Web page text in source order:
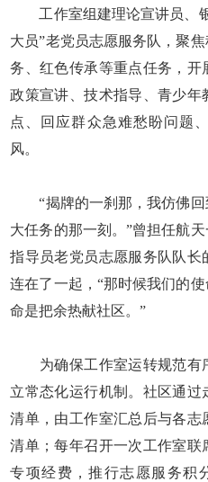
工作室组建理论宣讲员、
大员”老党员志愿服务队，聚
务、红色传承等重点任务，
政策宣讲、技术指导、青少
点、回应群众急难愁盼问题
风。
“揭牌的一刹那，我仿佛回
大任务的那一刻。”曾担任航
指导员老党员志愿服务队队
连在了一起，“那时候我们的
命是把余热献社区。”
为确保工作室运转规范有
立常态化运行机制。社区通
清单，由工作室汇总后与各
清单；每年召开一次工作室
专项经费，推行志愿服务积